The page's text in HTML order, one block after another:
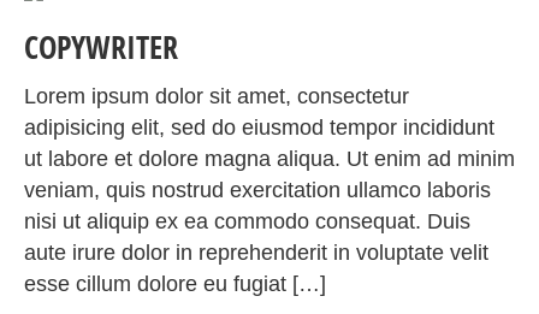
COPYWRITER
Lorem ipsum dolor sit amet, consectetur
adipisicing elit, sed do eiusmod tempor incididunt
ut labore et dolore magna aliqua. Ut enim ad minim
veniam, quis nostrud exercitation ullamco laboris
nisi ut aliquip ex ea commodo consequat. Duis
aute irure dolor in reprehenderit in voluptate velit
esse cillum dolore eu fugiat […]